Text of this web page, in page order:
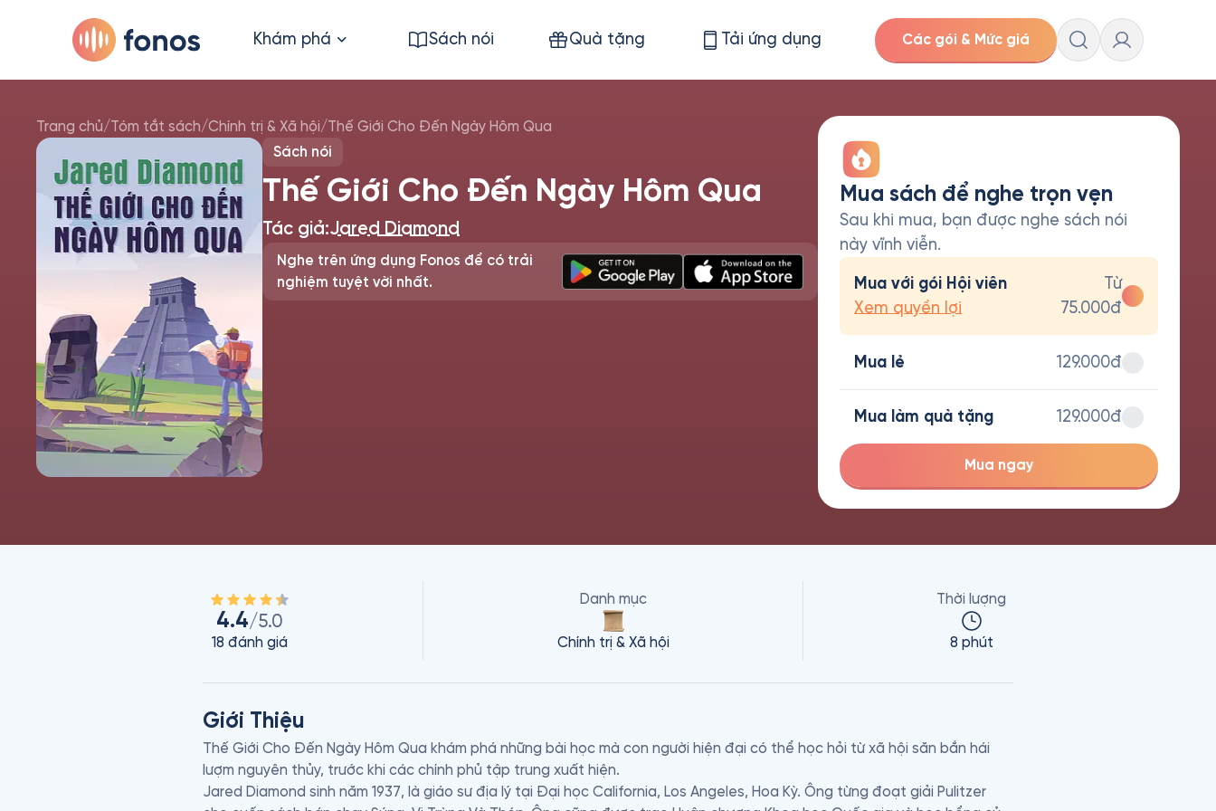
Khám phá Sách nói Quà tặng Tải ứng dụng Các gói & Mức giá
Trang chủ/Tóm tắt sách/Chính trị & Xã hội/Thế Giới Cho Đến Ngày Hôm Qua
Sách nói
Thế Giới Cho Đến Ngày Hôm Qua
Tác giả:Jared Diamond
Nghe trên ứng dụng Fonos để có trải
nghiệm tuyệt vời nhất.
Mua sách để nghe trọn vẹn
Sau khi mua, bạn được nghe sách nói
này vĩnh viễn.
Mua với gói Hội viên
Xem quyền lợi
Từ
75.000đ
Mua lẻ 129.000đ
Mua làm quà tặng 129.000đ
Mua ngay
4.4/5.0
18 đánh giá
Danh mục
Chính trị & Xã hội
Thời lượng
8 phút
Giới Thiệu
Thế Giới Cho Đến Ngày Hôm Qua khám phá những bài học mà con người hiện đại có thể học hỏi từ xã hội săn bắn hái
lượm nguyên thủy, trước khi các chính phủ tập trung xuất hiện.
Jared Diamond sinh năm 1937, là giáo sư địa lý tại Đại học California, Los Angeles, Hoa Kỳ. Ông từng đoạt giải Pulitzer